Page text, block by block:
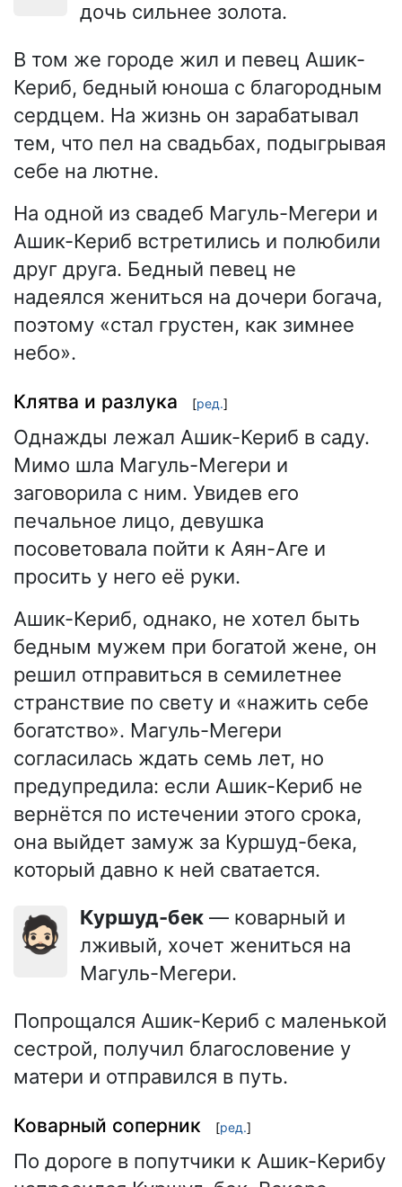
дочь сильнее золота.
В том же городе жил и певец Ашик-
Кериб, бедный юноша с благородным
сердцем. На жизнь он зарабатывал
тем, что пел на свадьбах, подыгрывая
себе на лютне.
На одной из свадеб Магуль-Мегери и
Ашик-Кериб встретились и полюбили
друг друга. Бедный певец не
надеялся жениться на дочери богача,
поэтому «стал грустен, как зимнее
небо».
Клятва и разлука [ред.]
Однажды лежал Ашик-Кериб в саду.
Мимо шла Магуль-Мегери и
заговорила с ним. Увидев его
печальное лицо, девушка
посоветовала пойти к Аян-Аге и
просить у него её руки.
Ашик-Кериб, однако, не хотел быть
бедным мужем при богатой жене, он
решил отправиться в семилетнее
странствие по свету и «нажить себе
богатство». Магуль-Мегери
согласилась ждать семь лет, но
предупредила: если Ашик-Кериб не
вернётся по истечении этого срока,
она выйдет замуж за Куршуд-бека,
который давно к ней сватается.
🧔🏻 Куршуд-бек — коварный и
лживый, хочет жениться на
Магуль-Мегери.
Попрощался Ашик-Кериб с маленькой
сестрой, получил благословение у
матери и отправился в путь.
Коварный соперник [ред.]
По дороге в попутчики к Ашик-Керибу